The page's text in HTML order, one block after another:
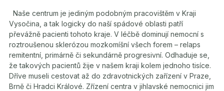
Naše centrum je jediným podobným pracovištěm v Kraji
Vysočina, a tak logicky do naší spádové oblasti patří
převážně pacienti tohoto kraje. V léčbě dominují nemocní s
roztroušenou sklerózou mozkomíšní všech forem – relaps
remitentní, primárně či sekundárně progresivní. Odhaduje se,
že takových pacientů žije v našem kraji kolem jednoho tisíce.
Dříve museli cestovat až do zdravotnických zařízení v Praze,
Brně či Hradci Králové. Zřízení centra v jihlavské nemocnici jim